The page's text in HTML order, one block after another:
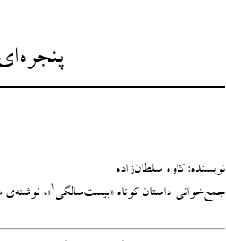
نویسنده: کاوه سلطان‌زاده
جمع‌خوانی داستان ‌کوتاه «بیست‌سالگی1»، نوشته‌ی